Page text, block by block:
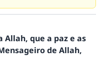
Allah, que a paz e as
de Allah,